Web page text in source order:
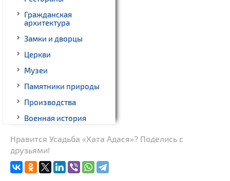
Гражданская
архитектура
Замки и дворцы
Церкви
Музеи
Памятники природы
Производства
Военная история
Новости
Родовые усадьбы
Нравится Усадьба «Хата Адася»? Поделись с
друзьями!